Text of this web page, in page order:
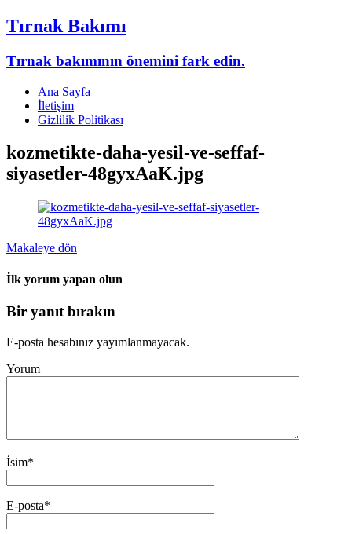
Tırnak Bakımı
Tırnak bakımının önemini fark edin.
Ana Sayfa
İletişim
Gizlilik Politikası
kozmetikte-daha-yesil-ve-seffaf-
siyasetler-48gyxAaK.jpg
Makaleye dön
İlk yorum yapan olun
Bir yanıt bırakın
E-posta hesabınız yayımlanmayacak.
Yorum
İsim*
E-posta*